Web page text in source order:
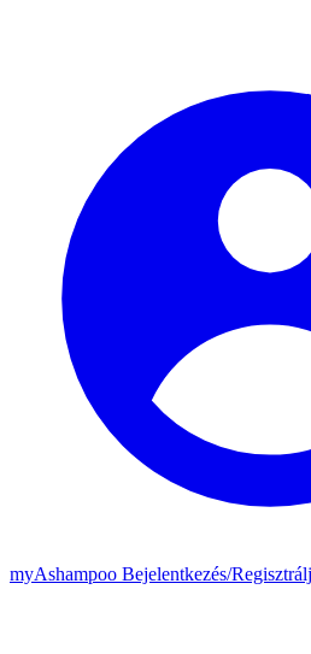
myAshampoo Bejelentkezés/Regisztrálj